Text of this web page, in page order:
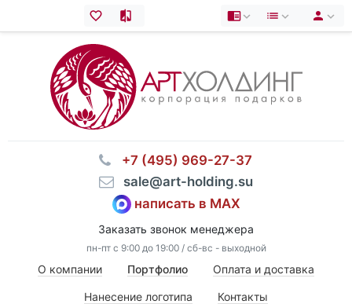
⠀+7 (495) 969-27-37
⠀sale@art-holding.su
написать в MAX
Заказать звонок менеджера
пн-пт с 9:00 до 19:00 / сб-вс - выходной
О компании Портфолио Оплата и доставка
Нанесение логотипа Контакты